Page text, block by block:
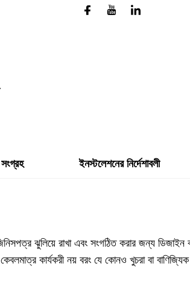
ইনস্টলেশনের নির্দেশাবলী
ঝুলিয়ে রাখা এবং সংগঠিত করার জন্য
কার্যকরী নয় বরং যে কোনও খুচরা বা বাণিজ্যিক